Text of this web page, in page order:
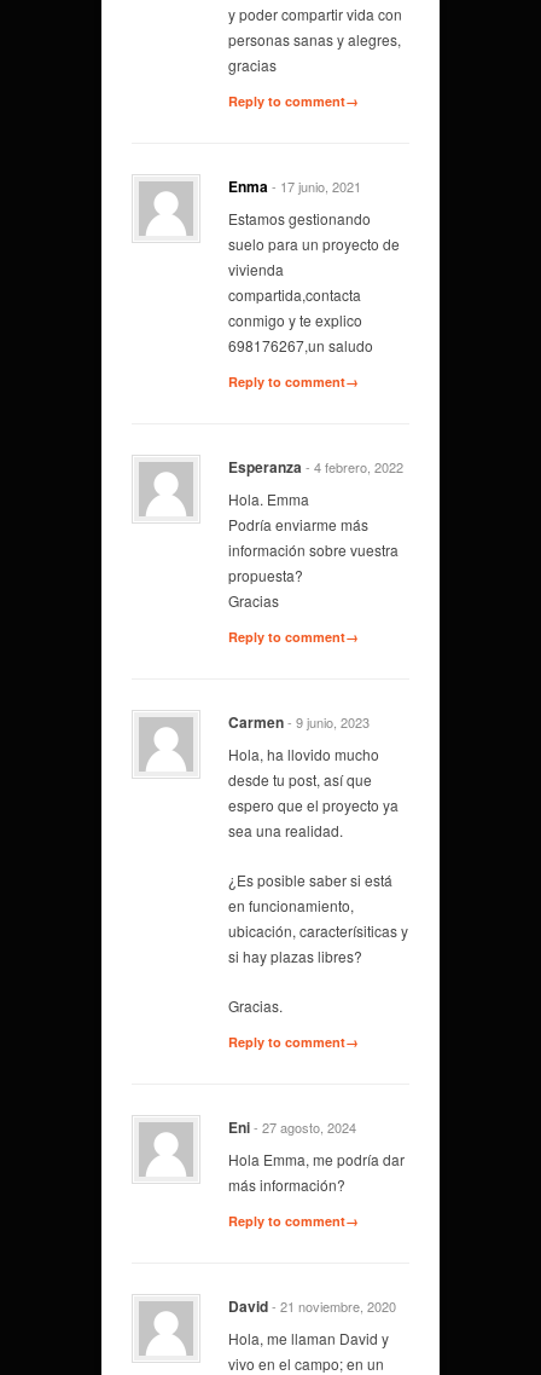
y poder compartir vida con
personas sanas y alegres,
gracias
Reply to comment→
Enma- 17 junio, 2021
Estamos gestionando
suelo para un proyecto de
vivienda
compartida,contacta
conmigo y te explico
698176267,un saludo
Reply to comment→
Esperanza- 4 febrero, 2022
Hola. Emma
Podría enviarme más
información sobre vuestra
propuesta?
Gracias
Reply to comment→
Carmen- 9 junio, 2023
Hola, ha llovido mucho
desde tu post, así que
espero que el proyecto ya
sea una realidad.
¿Es posible saber si está
en funcionamiento,
ubicación, caracterísiticas y
si hay plazas libres?
Gracias.
Reply to comment→
Eni- 27 agosto, 2024
Hola Emma, me podría dar
más información?
Reply to comment→
David- 21 noviembre, 2020
Hola, me llaman David y
vivo en el campo; en un